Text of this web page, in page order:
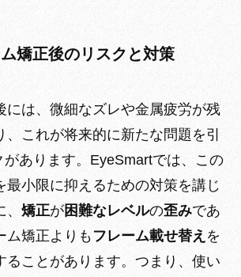
矯正後のリスクと対策
には、微細なズレや金属疲労が残
、これが将来的に新たな問題を引
があります。EyeSmartでは、この
最小限に抑えるための対策を講じ
矯正が困難なレベルの歪みであ
ム矯正よりも フレーム載せ替え を
ることがあります。つまり、使い